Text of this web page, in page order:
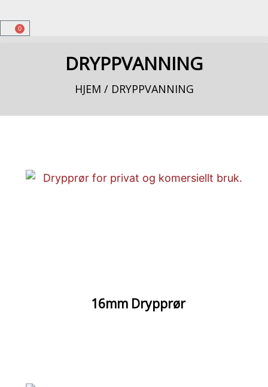
0
DRYPPVANNING
HJEM / DRYPPVANNING
16mm Drypprør